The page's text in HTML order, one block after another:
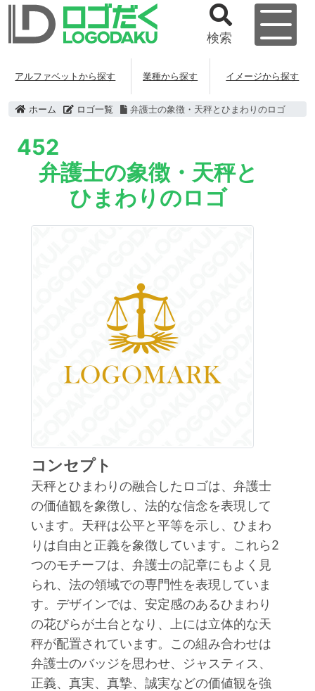
検索
アルファベットから探す 業種から探す イメージから探す
ホーム ロゴ一覧 弁護士の象徴・天秤とひまわりのロゴ
452
弁護士の象徴・天秤と
ひまわりのロゴ
コンセプト
天秤とひまわりの融合したロゴは、弁護士
の価値観を象徴し、法的な信念を表現して
います。天秤は公平と平等を示し、ひまわ
りは自由と正義を象徴しています。これら2
つのモチーフは、弁護士の記章にもよく見
られ、法の領域での専門性を表現していま
す。デザインでは、安定感のあるひまわり
の花びらが土台となり、上には立体的な天
秤が配置されています。この組み合わせは
弁護士のバッジを思わせ、ジャスティス、
正義、真実、真摯、誠実などの価値観を強